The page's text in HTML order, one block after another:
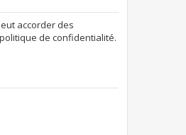
accorder des
de confidentialité.